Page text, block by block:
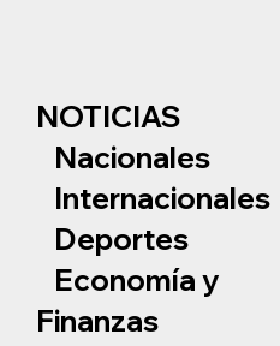
NOTICIAS
Nacionales
Internacionales
Deportes
Economía y
Finanzas